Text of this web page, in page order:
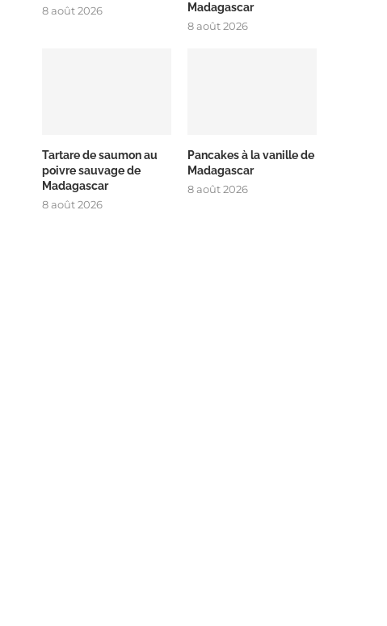
8 août 2026
Madagascar
8 août 2026
Tartare de saumon au
poivre sauvage de
Madagascar
8 août 2026
Pancakes à la vanille de
Madagascar
8 août 2026